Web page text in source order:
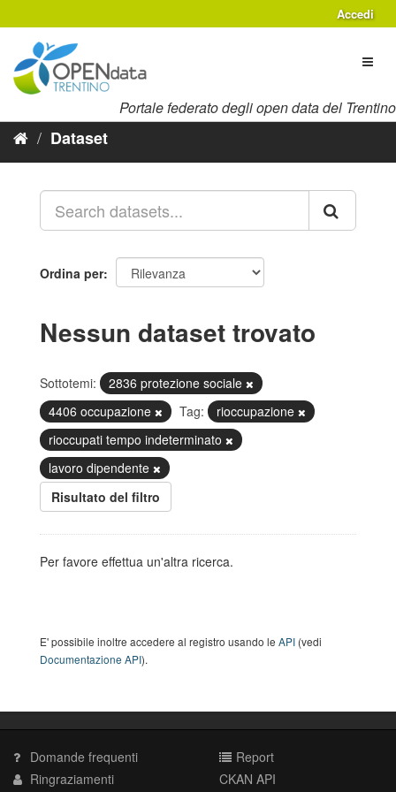
al
contenuto
Accedi
Portale federato degli open data del Trentino
Dataset
Ordina per
Nessun dataset trovato
Sottotemi:
2836 protezione sociale
4406 occupazione
Tag:
rioccupazione
rioccupati tempo indeterminato
lavoro dipendente
Risultato del filtro
Per favore effettua un'altra ricerca.
E' possibile inoltre accedere al registro usando le API (vedi
Documentazione API).
Domande frequenti
Ringraziamenti
Report
CKAN API